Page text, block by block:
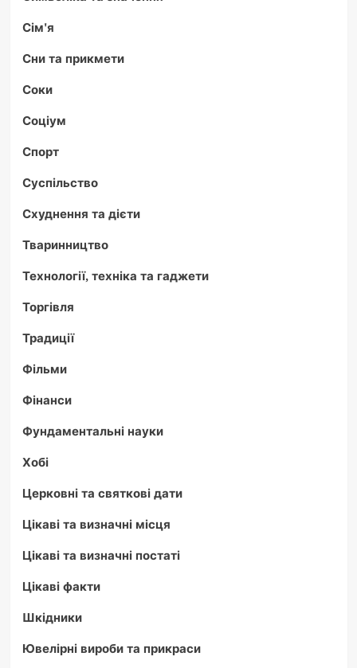
Сім'я
Сни та прикмети
Соки
Соціум
Спорт
Суспільство
Схуднення та дієти
Тваринництво
Технології, техніка та гаджети
Торгівля
Традиції
Фільми
Фінанси
Фундаментальні науки
Хобі
Церковні та святкові дати
Цікаві та визначні місця
Цікаві та визначні постаті
Цікаві факти
Шкідники
Ювелірні вироби та прикраси